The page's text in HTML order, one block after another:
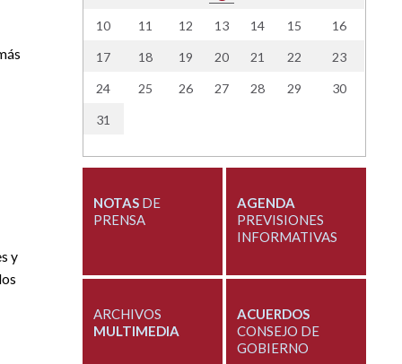
y
10 11 12 13 14 15 16
17 18 19 20 21 22 23
24 25 26 27 28 29 30
31
NOTASDE
PRENSA
AGENDA
PREVISIONES
INFORMATIVAS
ARCHIVOS
MULTIMEDIA
ACUERDOS
CONSEJO DE
GOBIERNO